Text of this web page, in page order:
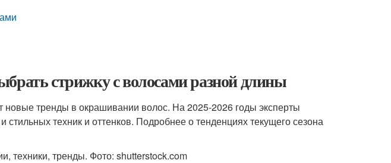
стрижку с волосами разной длины
новые тренды в окрашивании волос. На 2025-2026 годы эксперты
стильных техник и оттенков. Подробнее о тенденциях текущего сезона
техники, тренды. Фото: shutterstock.com